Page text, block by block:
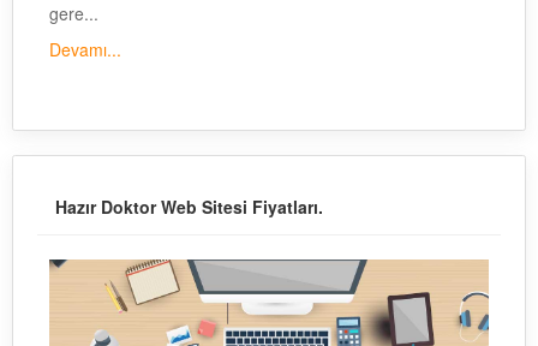
gere...
Devamı...
Hazır Doktor Web Sitesi Fiyatları.